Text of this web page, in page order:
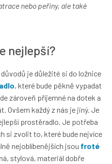
nebo peřiny, ale také
nejlepší?
je důležité si do ložnice
, které bude pěkně vypadat
zároveň příjemné na dotek a
Ovšem každý z nás je jiný. Je
prostěradlo. Je potřeba
si zvolit to, které bude nejvíce
nejoblíbenějších jsou froté
stylová, materiál dobře